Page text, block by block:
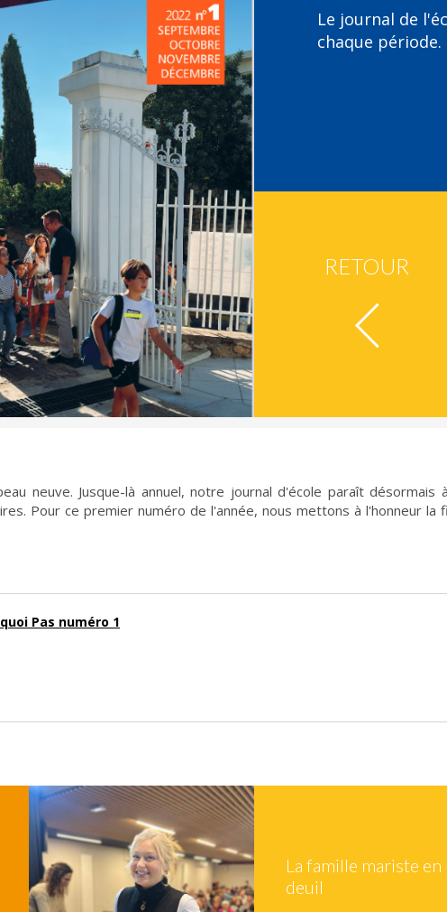
Le journal de
chaque période.
RETOUR
neuve. Jusque-là annuel, notre journal d'école paraît
Pour ce premier numéro de l'année, nous mettons à l'honneur la
Pas numéro 1
La famille mariste en
deuil